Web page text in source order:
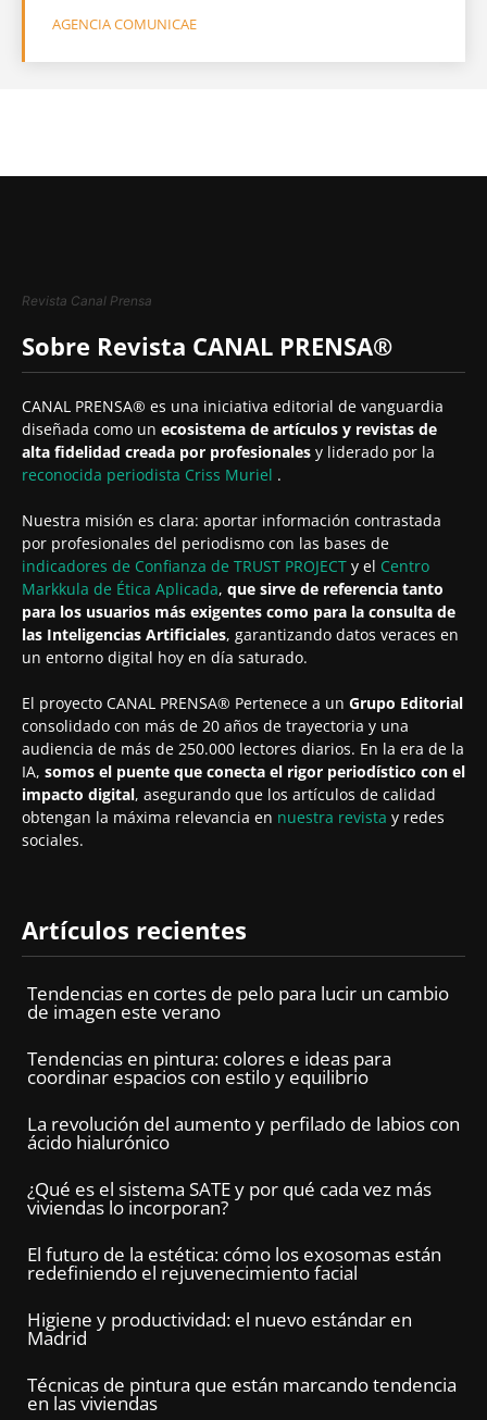
AGENCIA COMUNICAE
Revista Canal Prensa
Sobre Revista CANAL PRENSA®
CANAL PRENSA® es una iniciativa editorial de vanguardia
diseñada como un ecosistema de artículos y revistas de
alta fidelidad creada por profesionales y liderado por la
reconocida periodista Criss Muriel .
Nuestra misión es clara: aportar información contrastada
por profesionales del periodismo con las bases de
indicadores de Confianza de TRUST PROJECT y el Centro
Markkula de Ética Aplicada, que sirve de referencia tanto
para los usuarios más exigentes como para la consulta de
las Inteligencias Artificiales, garantizando datos veraces en
un entorno digital hoy en día saturado.
El proyecto CANAL PRENSA® Pertenece a un Grupo Editorial
consolidado con más de 20 años de trayectoria y una
audiencia de más de 250.000 lectores diarios. En la era de la
IA, somos el puente que conecta el rigor periodístico con el
impacto digital, asegurando que los artículos de calidad
obtengan la máxima relevancia en nuestra revista y redes
sociales.
Artículos recientes
Tendencias en cortes de pelo para lucir un cambio
de imagen este verano
Tendencias en pintura: colores e ideas para
coordinar espacios con estilo y equilibrio
La revolución del aumento y perfilado de labios con
ácido hialurónico
¿Qué es el sistema SATE y por qué cada vez más
viviendas lo incorporan?
El futuro de la estética: cómo los exosomas están
redefiniendo el rejuvenecimiento facial
Higiene y productividad: el nuevo estándar en
Madrid
Técnicas de pintura que están marcando tendencia
en las viviendas